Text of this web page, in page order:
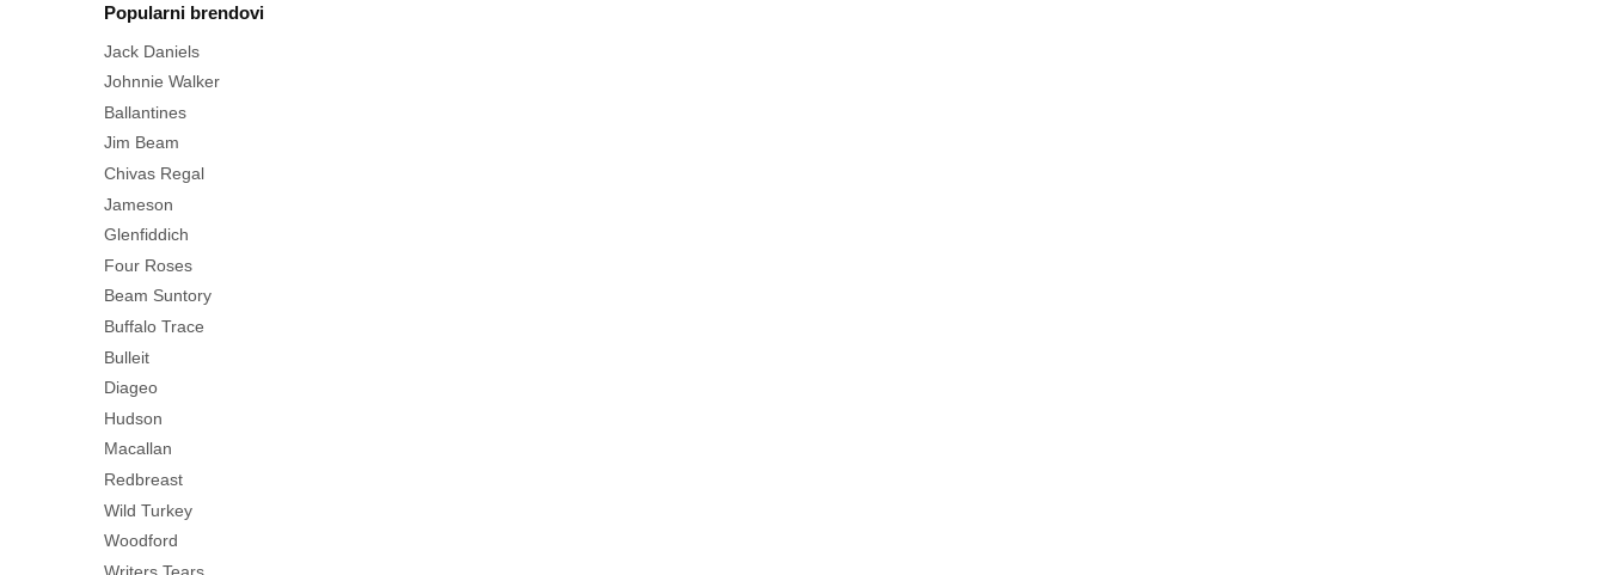
Popularni brendovi
Jack Daniels
Johnnie Walker
Ballantines
Jim Beam
Chivas Regal
Jameson
Glenfiddich
Four Roses
Beam Suntory
Buffalo Trace
Bulleit
Diageo
Hudson
Macallan
Redbreast
Wild Turkey
Woodford
Writers Tears